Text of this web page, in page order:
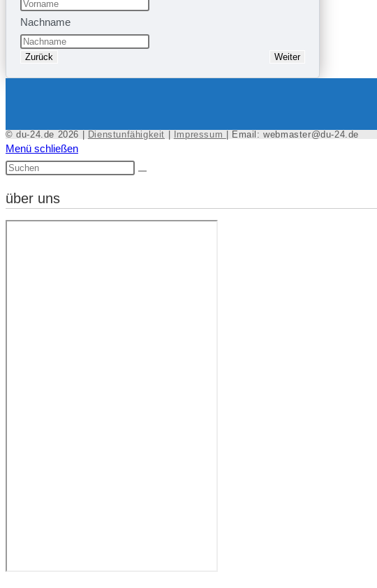
Nachname
Zurück Weiter
© du-24.de 2026 | Dienstunfähigkeit Impressum | Email: webmaster@du-24.de
Menü schließen
über uns